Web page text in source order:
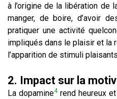
à l’origine de la libération de
manger, de boire, d’avoir
pratiquer une activité
impliqués dans le plaisir et la
l’apparition de stimuli
2. Impact sur la
La dopamine4rend heureux